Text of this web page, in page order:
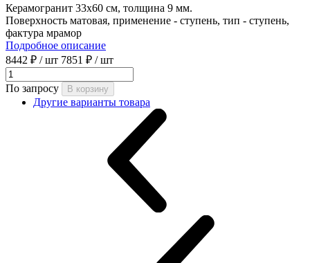
Керамогранит 33x60 см, толщина 9 мм.
Поверхность матовая, применение - ступень, тип - ступень,
фактура мрамор
Подробное описание
8442 ₽ / шт 7851 ₽ / шт
По запросу В корзину
Другие варианты товара